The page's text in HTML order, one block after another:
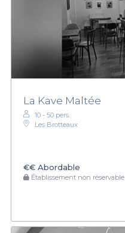
La Kave Maltée
10 - 50 pers.
Les Brotteaux
€€ Abordable
Établissement non réservable